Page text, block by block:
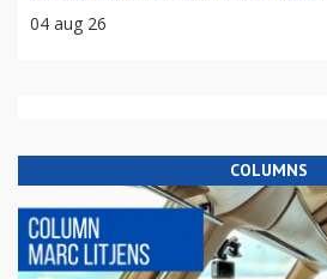
04 aug 26
COLUMNS